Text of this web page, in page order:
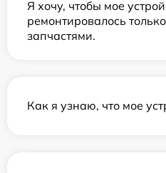
Я хочу, чтобы мое
ремонтировалось
запчастями.
Как я узнаю, что мое